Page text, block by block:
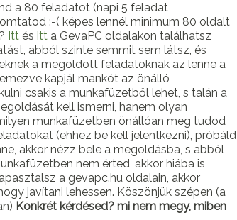
a 80 feladatot (napi 5 feladat
:-( képes lennél minimum 80 oldalt
Itt és itt a GevaPC oldalakon találhatsz
abból szinte semmit sem látsz, és
kapjál mankót az önálló
kell ismerni, hanem olyan
munkafüzetben önállóan meg tudod
akkor nézz bele a megoldásba, s abból
nem érted, akkor hiába is
javítani lehessen. Köszönjük szépen (a
Konkrét kérdésed? mi nem megy, miben